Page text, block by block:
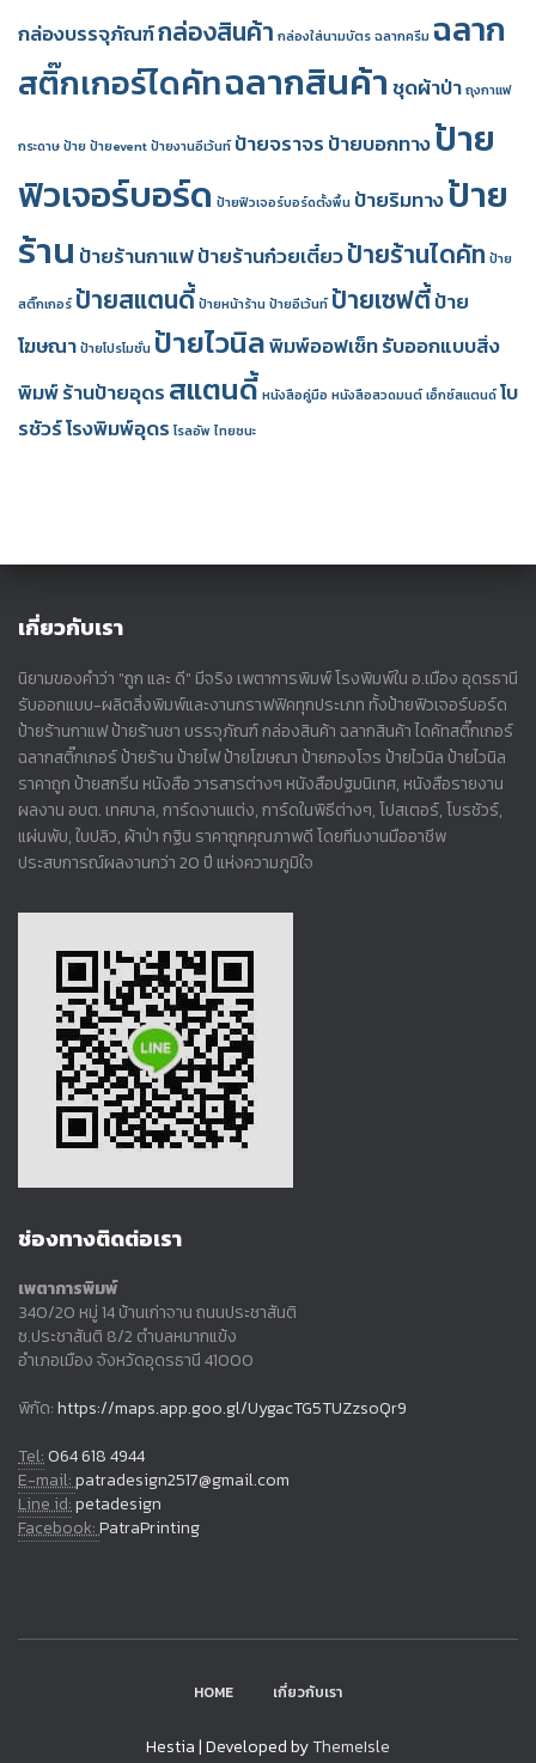
กล่องบรรจุภัณฑ์กล่องสินค้า กล่องใส่นามบัตรฉลากครีม ฉลาก
สติ๊กเกอร์ไดคัทฉลากสินค้า ชุดผ้าป่าถุงกาแฟ
กระดาษป้ายป้ายeventป้ายงานอีเว้นท์ ป้ายจราจร ป้ายบอกทางป้าย
ฟิวเจอร์บอร์ด ป้ายฟิวเจอร์บอร์ดตั้งพื้น ป้ายริมทางป้าย
ร้าน ป้ายร้านกาแฟป้ายร้านก๋วยเตี๋ยวป้ายร้านไดคัท ป้าย
สติ๊กเกอร์ ป้ายสแตนดี้ป้ายหน้าร้านป้ายอีเว้นท์ ป้ายเซฟตี้ป้าย
โฆษณาป้ายโปรโมชั่น ป้ายไวนิลพิมพ์ออฟเซ็ทรับออกแบบสิ่ง
พิมพ์ร้านป้ายอุดร สแตนดี้หนังสือคู่มือ หนังสือสวดมนต์เอ็กซ์สแตนด์โบ
รชัวร์โรงพิมพ์อุดร โรลอัพ ไทยชนะ
เกี่ยวกับเรา
นิยามของคำว่า "ถูก และ ดี" มีจริง เพตาการพิมพ์ โรงพิมพ์ใน อ.เมือง อุดรธานี
รับออกแบบ-ผลิตสิ่งพิมพ์และงานกราฟฟิคทุกประเภท ทั้งป้ายฟิวเจอร์บอร์ด
ป้ายร้านกาแฟ ป้ายร้านชา บรรจุภัณฑ์ กล่องสินค้า ฉลากสินค้า ไดคัทสติ๊กเกอร์
ฉลากสติ๊กเกอร์ ป้ายร้าน ป้ายไฟ ป้ายโฆษณา ป้ายกองโจร ป้ายไวนิล ป้ายไวนิล
ราคาถูก ป้ายสกรีน หนังสือ วารสารต่างๆ หนังสือปฐมนิเทศ, หนังสือรายงาน
ผลงาน อบต. เทศบาล, การ์ดงานแต่ง, การ์ดในพิธีต่างๆ, โปสเตอร์, โบรชัวร์,
แผ่นพับ, ใบปลิว, ผ้าป่า กฐิน ราคาถูกคุณภาพดี โดยทีมงานมืออาชีพ
ประสบการณ์ผลงานกว่า 20 ปี แห่งความภูมิใจ
ช่องทางติดต่อเรา
เพตาการพิมพ์
340/20 หมู่ 14 บ้านเก่าจาน ถนนประชาสันติ
ซ.ประชาสันติ 8/2 ตำบลหมากแข้ง
อำเภอเมือง จังหวัดอุดรธานี 41000
พิกัด:https://maps.app.goo.gl/UygacTG5TUZzsoQr9
Tel:064 618 4944
E-mail:patradesign2517@gmail.com
Line id:petadesign
Facebook:PatraPrinting
HOME เกี่ยวกับเรา
Hestia | Developed byThemeIsle